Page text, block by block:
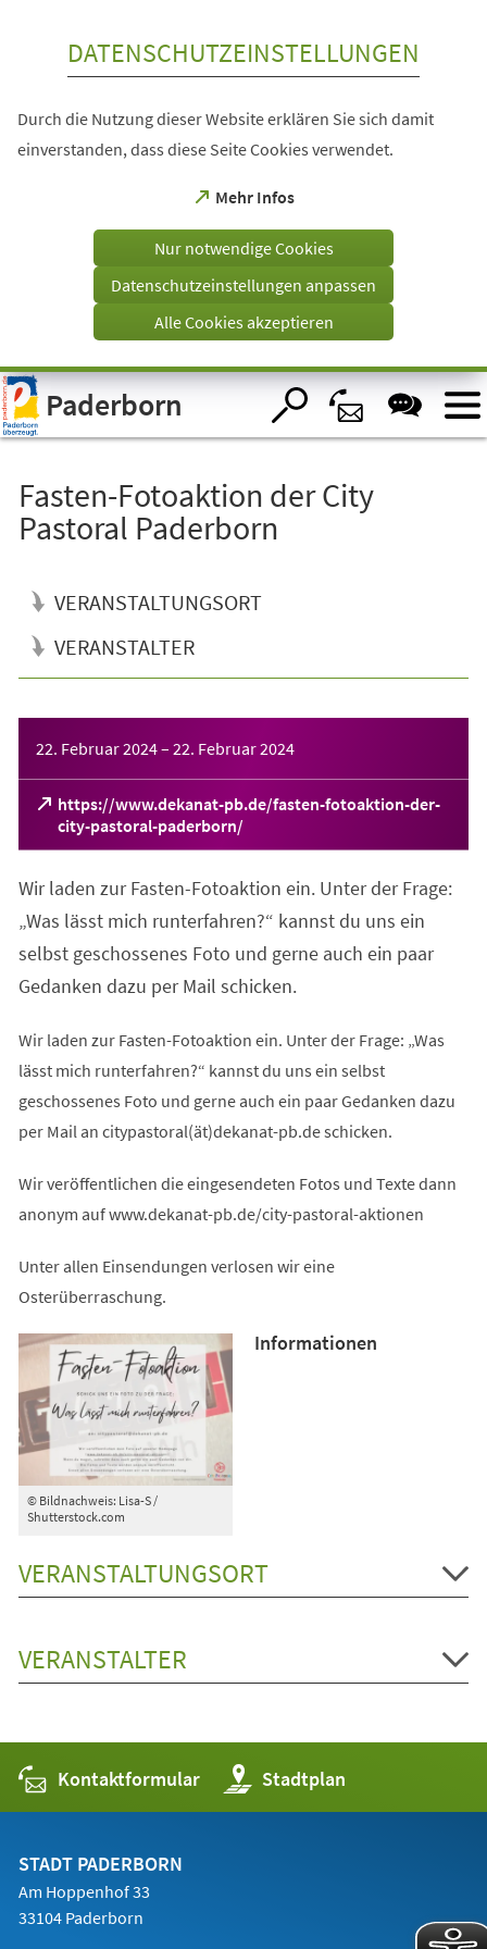
Visuelle
Assistenzsoftware
öffnen.
DATENSCHUTZEINSTELLUNGEN
Durch die Nutzung dieser Website erklären Sie sich damit
einverstanden, dass diese Seite Cookies verwendet.
Mehr Infos
(Öffnet
einem
Tab)
Nur notwendige Cookies
Datenschutzeinstellungen anpassen
Alle Cookies akzeptieren
Paderborn
Fasten-Fotoaktion der City
Pastoral Paderborn
VERANSTALTUNGSORT
VERANSTALTER
22. Februar 2024– 22. Februar 2024
https://www.dekanat-pb.de/fasten-fotoaktion-der-
city-pastoral-paderborn/
(Öffnet
in
neuen
Tab)
Wir laden zur Fasten-Fotoaktion ein. Unter der Frage:
„Was lässt mich runterfahren?“ kannst du uns ein
selbst geschossenes Foto und gerne auch ein paar
Gedanken dazu per Mail schicken.
Wir laden zur Fasten-Fotoaktion ein. Unter der Frage: „Was
lässt mich runterfahren?“ kannst du uns ein selbst
geschossenes Foto und gerne auch ein paar Gedanken dazu
per Mail an citypastoral(ät)dekanat-pb.de schicken.
Wir veröffentlichen die eingesendeten Fotos und Texte dann
anonym auf www.dekanat-pb.de/city-pastoral-aktionen
Unter allen Einsendungen verlosen wir eine
Osterüberraschung.
© Bildnachweis: Lisa-S /
Shutterstock.com
Informationen
VERANSTALTUNGSORT
VERANSTALTER
Kontaktformular Stadtplan
(Öffnet
in
einem
STADT PADERBORN
Am Hoppenhof 33
33104 Paderborn